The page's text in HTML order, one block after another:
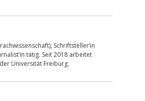
Schriftsteller’in
tätig. Seit 2018 arbeitet
Universität Freiburg.